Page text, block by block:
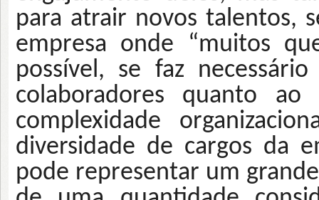
para atrair novos talentos,
empresa onde “muitos
possível, se faz
colaboradores quanto ao
complexidade
diversidade de cargos da
pode representar um